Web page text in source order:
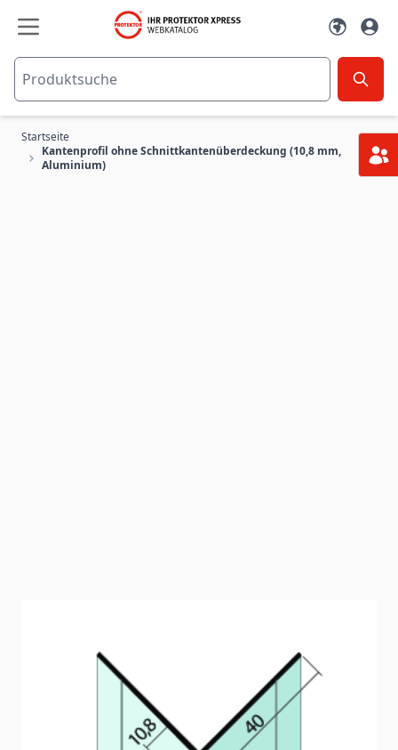
Zum Inhalt springen
Startseite
Kantenprofil ohne Schnittkantenüberdeckung (10,8 mm,
Aluminium)
Kantenprofil ohne
Schnittkantenüberdeckung (10,8 mm,
Kantenprofil für Fassadenbekleidungen bis 10,8 mm.